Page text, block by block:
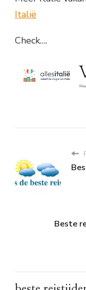
Italië
Check….
Beste